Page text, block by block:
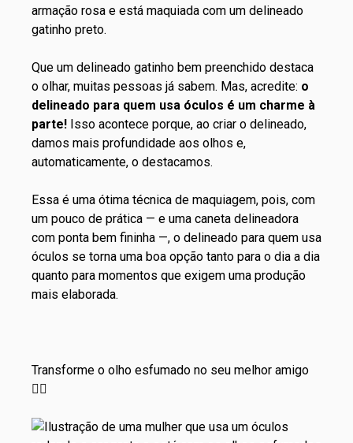
Que um delineado gatinho bem preenchido destaca
o olhar, muitas pessoas já sabem. Mas, acredite: o
delineado para quem usa óculos é um charme à
parte! Isso acontece porque, ao criar o delineado,
damos mais profundidade aos olhos e,
automaticamente, o destacamos.
Essa é uma ótima técnica de maquiagem, pois, com
um pouco de prática — e uma caneta delineadora
com ponta bem fininha —, o delineado para quem usa
óculos se torna uma boa opção tanto para o dia a dia
quanto para momentos que exigem uma produção
mais elaborada.
Transforme o olho esfumado no seu melhor amigo
👯‍♀️